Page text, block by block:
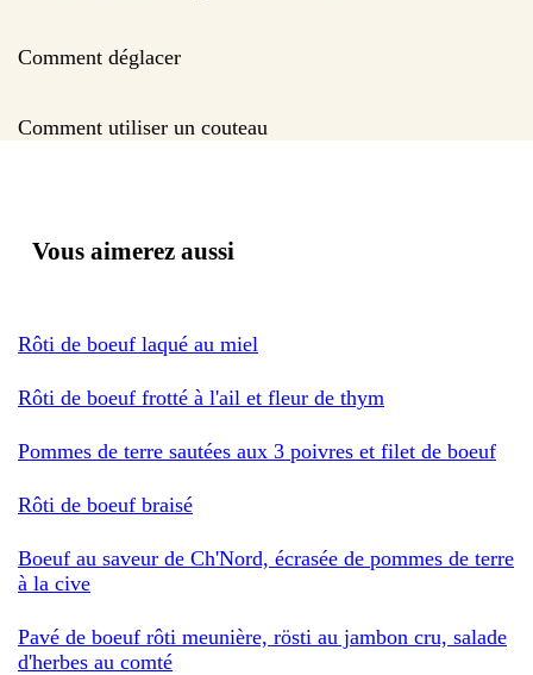
Comment déglacer
Comment utiliser un couteau
Vous aimerez aussi
Rôti de boeuf laqué au miel
Rôti de boeuf frotté à l'ail et fleur de thym
Pommes de terre sautées aux 3 poivres et filet de boeuf
Rôti de boeuf braisé
Boeuf au saveur de Ch'Nord, écrasée de pommes de terre
à la cive
Pavé de boeuf rôti meunière, rösti au jambon cru, salade
d'herbes au comté